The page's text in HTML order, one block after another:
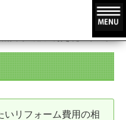
購入時の知っておきたいリフォー
いリフォーム費用の相